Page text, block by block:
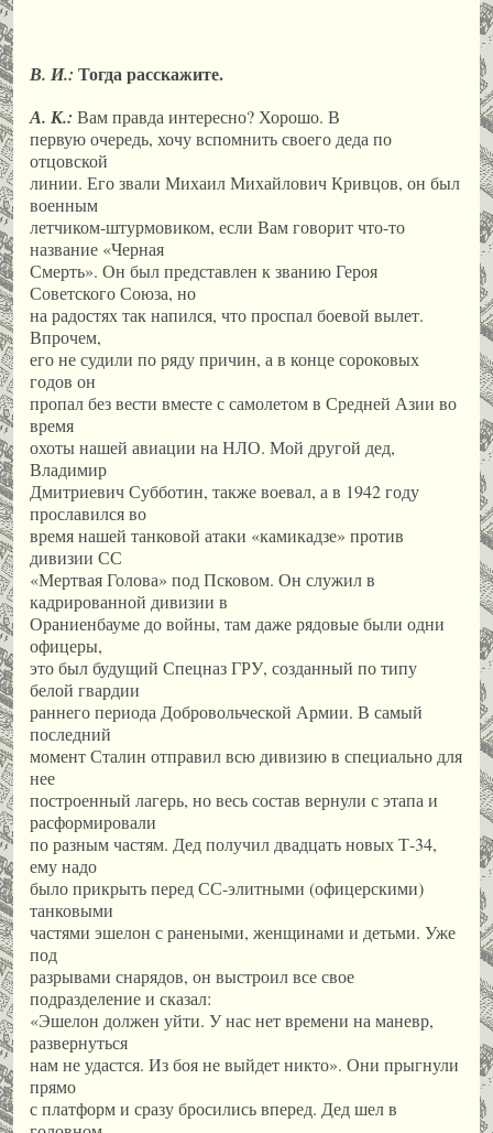
В. И.: Тогда расскажите.
А. К.: Вам правда интересно? Хорошо. В
первую очередь, хочу вспомнить своего деда по
отцовской
линии. Его звали Михаил Михайлович Кривцов, он был
военным
летчиком-штурмовиком, если Вам говорит что-то
название «Черная
Смерть». Он был представлен к званию Героя
Советского Союза, но
на радостях так напился, что проспал боевой вылет.
Впрочем,
его не судили по ряду причин, а в конце сороковых
годов он
пропал без вести вместе с самолетом в Средней Азии во
время
охоты нашей авиации на НЛО. Мой другой дед,
Владимир
Дмитриевич Субботин, также воевал, а в 1942 году
прославился во
время нашей танковой атаки «камикадзе» против
дивизии СС
«Мертвая Голова» под Псковом. Он служил в
кадрированной дивизии в
Ораниенбауме до войны, там даже рядовые были одни
офицеры,
это был будущий Спецназ ГРУ, созданный по типу
белой гвардии
раннего периода Добровольческой Армии. В самый
последний
момент Сталин отправил всю дивизию в специально для
нее
построенный лагерь, но весь состав вернули с этапа и
расформировали
по разным частям. Дед получил двадцать новых Т-34,
ему надо
было прикрыть перед СС-элитными (офицерскими)
танковыми
частями эшелон с ранеными, женщинами и детьми. Уже
под
разрывами снарядов, он выстроил все свое
подразделение и сказал:
«Эшелон должен уйти. У нас нет времени на маневр,
развернуться
нам не удастся. Из боя не выйдет никто». Они прыгнули
прямо
с платформ и сразу бросились вперед. Дед шел в